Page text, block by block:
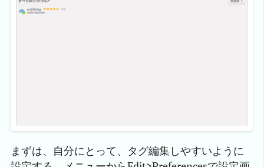
まずは、自分にとって、タグ編集しやすいように